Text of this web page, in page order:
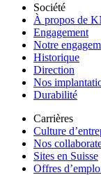
Société
À propos de
Engagement
Notre
Historique
Direction
Nos
Durabilité
Carrières
Culture
Nos
Sites en Suisse
Offres